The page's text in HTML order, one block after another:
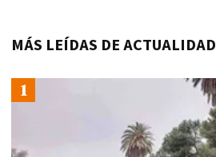
MÁS LEÍDAS DE ACTUALIDAD